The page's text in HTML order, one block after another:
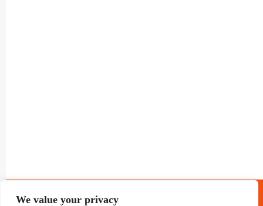
We value your privacyTOTS ELS DRETS RESERVATS